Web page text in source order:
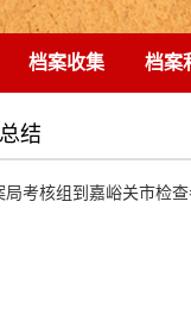
档案收集 档案
结
局考核组到嘉峪关市检